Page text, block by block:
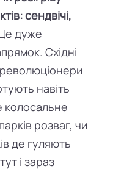
сендвічі,
дуже
Східні
навіть
колосальне
розваг, чи
де гуляють
і зараз